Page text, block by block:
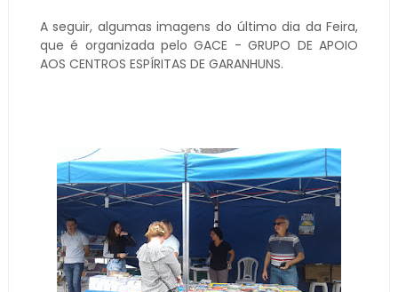
A seguir, algumas imagens do último dia da Feira,
que é organizada pelo GACE - GRUPO DE APOIO
AOS CENTROS ESPÍRITAS DE GARANHUNS.